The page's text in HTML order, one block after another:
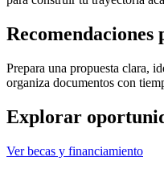
Prepara una propuesta clara,
organiza documentos con
Explorar
Ver becas y financiamiento